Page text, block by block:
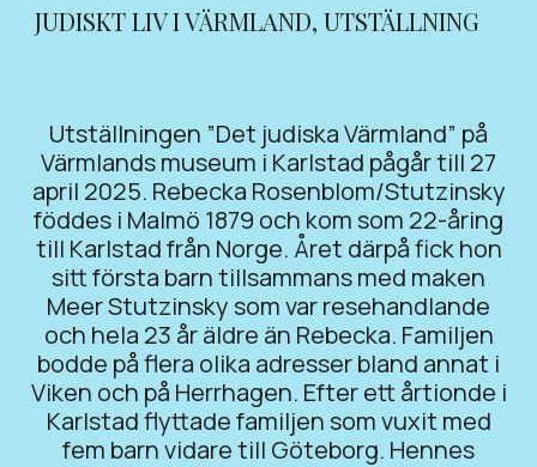
JUDISKT LIV I VÄRMLAND, UTSTÄLLNING
Utställningen ”Det judiska Värmland” på
Värmlands museum i Karlstad pågår till 27
april 2025. Rebecka Rosenblom/Stutzinsky
föddes i Malmö 1879 och kom som 22-åring
till Karlstad från Norge. Året därpå fick hon
sitt första barn tillsammans med maken
Meer Stutzinsky som var resehandlande
och hela 23 år äldre än Rebecka. Familjen
bodde på flera olika adresser bland annat i
Viken och på Herrhagen. Efter ett årtionde i
Karlstad flyttade familjen som vuxit med
fem barn vidare till Göteborg. Hennes